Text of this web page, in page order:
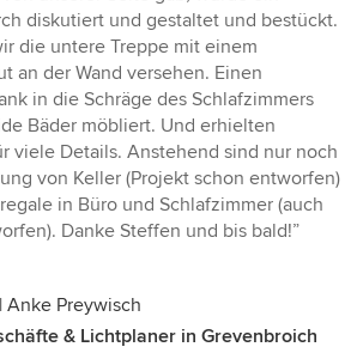
diskutiert und gestaltet und bestückt.
die untere Treppe mit einem
an der Wand versehen. Einen
in die Schräge des Schlafzimmers
Bäder möbliert. Und erhielten
viele Details. Anstehend sind nur noch
von Keller (Projekt schon entworfen)
in Büro und Schlafzimmer (auch
Danke Steffen und bis bald!”
Anke Preywisch
& Lichtplaner in Grevenbroich